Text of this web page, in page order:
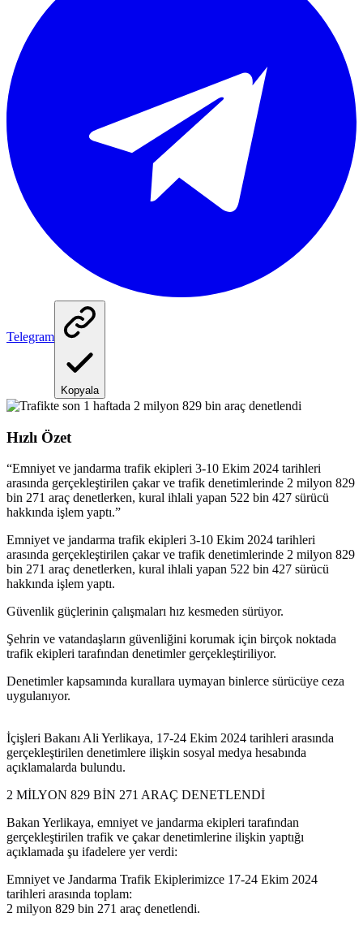
Telegram
Kopyala
Hızlı Özet
“Emniyet ve jandarma trafik ekipleri 3-10 Ekim 2024 tarihleri
arasında gerçekleştirilen çakar ve trafik denetimlerinde 2 milyon 829
bin 271 araç denetlerken, kural ihlali yapan 522 bin 427 sürücü
hakkında işlem yaptı.”
Emniyet ve jandarma trafik ekipleri 3-10 Ekim 2024 tarihleri
arasında gerçekleştirilen çakar ve trafik denetimlerinde 2 milyon 829
bin 271 araç denetlerken, kural ihlali yapan 522 bin 427 sürücü
hakkında işlem yaptı.
Güvenlik güçlerinin çalışmaları hız kesmeden sürüyor.
Şehrin ve vatandaşların güvenliğini korumak için birçok noktada
trafik ekipleri tarafından denetimler gerçekleştiriliyor.
Denetimler kapsamında kurallara uymayan binlerce sürücüye ceza
uygulanıyor.
İçişleri Bakanı Ali Yerlikaya, 17-24 Ekim 2024 tarihleri arasında
gerçekleştirilen denetimlere ilişkin sosyal medya hesabında
açıklamalarda bulundu.
2 MİLYON 829 BİN 271 ARAÇ DENETLENDİ
Bakan Yerlikaya, emniyet ve jandarma ekipleri tarafından
gerçekleştirilen trafik ve çakar denetimlerine ilişkin yaptığı
açıklamada şu ifadelere yer verdi:
Emniyet ve Jandarma Trafik Ekiplerimizce 17-24 Ekim 2024
tarihleri arasında toplam:
2 milyon 829 bin 271 araç denetlendi.